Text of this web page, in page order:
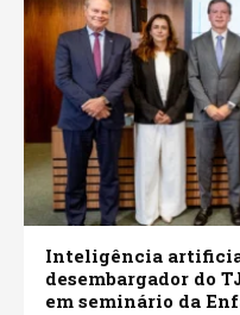
Inteligência
desembargador do
em seminário da